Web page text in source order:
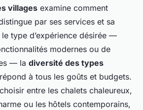
villages examine comment
par ses services et sa
type d’expérience désirée —
modernes ou de
— la diversité des types
répond à tous les goûts et budgets.
entre les chalets chaleureux,
ou les hôtels contemporains,